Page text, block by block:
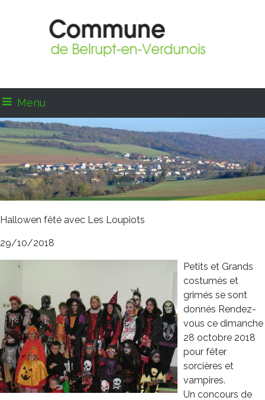
Menu
Hallowen fêté avec Les Loupiots
29/10/2018
Petits et Grands
costumés et
grimés se sont
donnés Rendez-
vous ce dimanche
28 octobre 2018
pour fêter
sorcières et
vampires.
Un concours de